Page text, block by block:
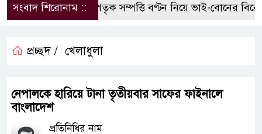
সংবাদ শিরোনাম ::পৈতৃক সম্পত্তি বণ্টন নিয়ে ভাই-বোনের
প্রচ্ছদ / খেলাধুলা
নেপালকে হারিয়ে টানা তৃতীয়বার সাফের ফাইনালে
বাংলাদেশ
প্রতিনিধির নাম